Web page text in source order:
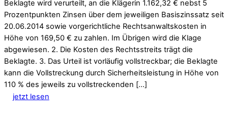
Beklagte wird verurteilt, an die Klägerin 1.162,32 € nebst 5
Prozentpunkten Zinsen über dem jeweiligen Basiszinssatz seit
20.06.2014 sowie vorgerichtliche Rechtsanwaltskosten in
Höhe von 169,50 € zu zahlen. Im Übrigen wird die Klage
abgewiesen. 2. Die Kosten des Rechtsstreits trägt die
Beklagte. 3. Das Urteil ist vorläufig vollstreckbar; die Beklagte
kann die Vollstreckung durch Sicherheitsleistung in Höhe von
110 % des jeweils zu vollstreckenden […]
jetzt lesen